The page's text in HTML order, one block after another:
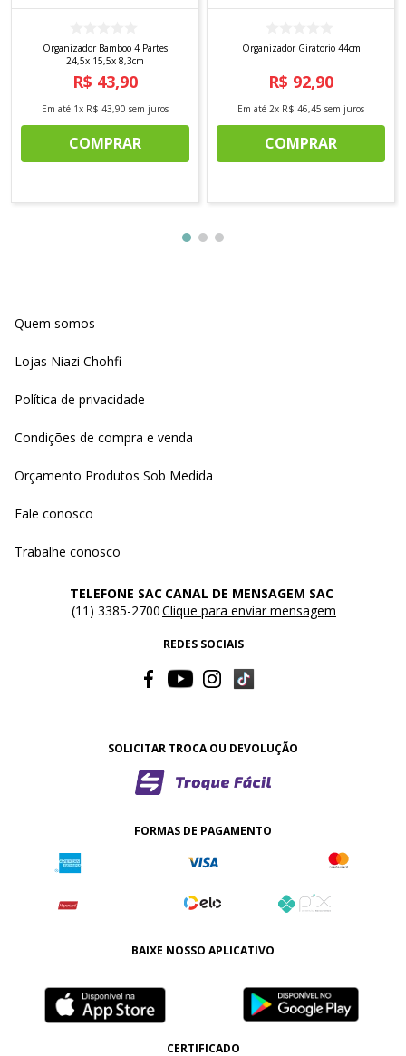
Organizador Bamboo 4 Partes
24,5x 15,5x 8,3cm
R$ 43,90
Em até 1x R$ 43,90 sem juros
COMPRAR
Organizador Giratorio 44cm
R$ 92,90
Em até 2x R$ 46,45 sem juros
COMPRAR
Quem somos
Lojas Niazi Chohfi
Política de privacidade
Condições de compra e venda
Orçamento Produtos Sob Medida
Fale conosco
Trabalhe conosco
TELEFONE SAC
(11) 3385-2700
CANAL DE MENSAGEM SAC
Clique para enviar mensagem
REDES SOCIAIS
SOLICITAR TROCA OU DEVOLUÇÃO
FORMAS DE PAGAMENTO
BAIXE NOSSO APLICATIVO
CERTIFICADO